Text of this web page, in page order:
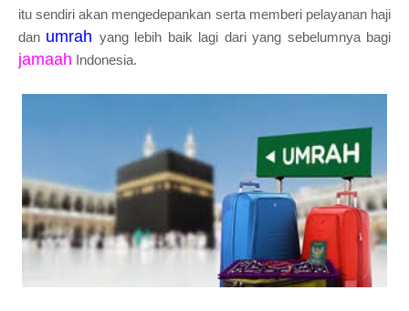
itu sendiri akan mengedepankan serta memberi pelayanan haji
dan umrah yang lebih baik lagi dari yang sebelumnya bagi
jamaah Indonesia.